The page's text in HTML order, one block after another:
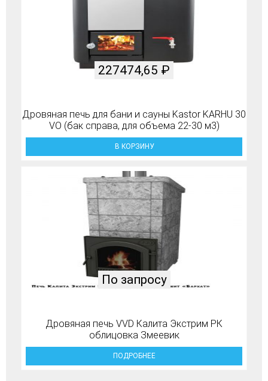
Дровяная печь для бани и сауны Kastor KARHU 30
VO (бак справа, для объема 22-30 м3)
227474,65 ₽
В КОРЗИНУ
Дровяная печь VVD Калита Экстрим РК
облицовка Змеевик
По запросу
ПОДРОБНЕЕ